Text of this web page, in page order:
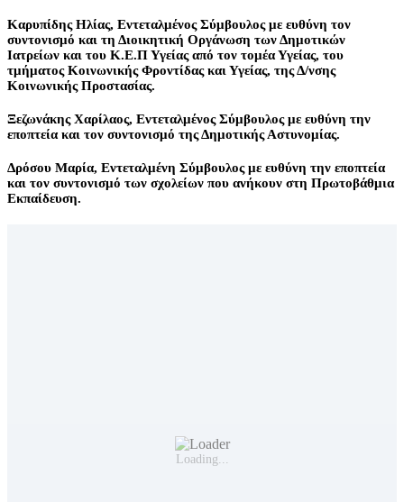
Καρυπίδης Ηλίας, Εντεταλμένος Σύμβουλος με ευθύνη τον
συντονισμό και τη Διοικητική Οργάνωση των Δημοτικών
Ιατρείων και του Κ.Ε.Π Υγείας από τον τομέα Υγείας, του
τμήματος Κοινωνικής Φροντίδας και Υγείας, της Δ/νσης
Κοινωνικής Προστασίας.
Ξεζωνάκης Χαρίλαος, Εντεταλμένος Σύμβουλος με ευθύνη την
εποπτεία και τον συντονισμό της Δημοτικής Αστυνομίας.
Δρόσου Μαρία, Εντεταλμένη Σύμβουλος με ευθύνη την εποπτεία
και τον συντονισμό των σχολείων που ανήκουν στη Πρωτοβάθμια
Εκπαίδευση.
Loading...